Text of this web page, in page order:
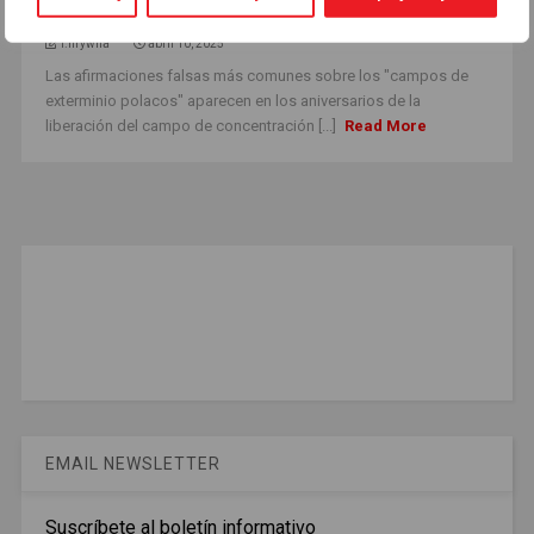
expresión “campo de concentración polaco”
i.hrywna abril 10, 2025
Las afirmaciones falsas más comunes sobre los "campos de
exterminio polacos" aparecen en los aniversarios de la
liberación del campo de concentración [...]
Read More
EMAIL NEWSLETTER
Suscríbete al boletín informativo